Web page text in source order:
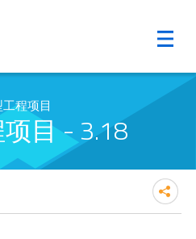
程项目
目 - 3.18